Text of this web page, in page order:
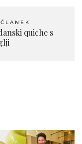
quiche s